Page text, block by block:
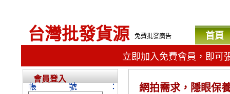
台灣批發貨源 免費批發廣告 首頁
立即加入免費會員，即可
網拍需求，隱眼保
會員登入
帳號：